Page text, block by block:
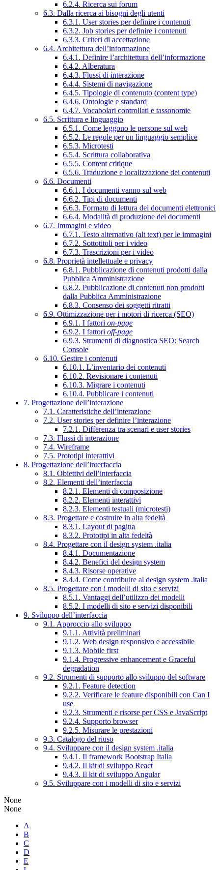
6.2.4. Ricerca sui forum
6.3. Dalla ricerca ai bisogni degli utenti
6.3.1. User stories per definire i contenuti
6.3.2. Job stories per definire i contenuti
6.3.3. Criteri di accettazione
6.4. Architettura dell’informazione
6.4.1. Definire l’architettura dell’informazione
6.4.2. Alberatura
6.4.3. Flussi di interazione
6.4.4. Sistemi di navigazione
6.4.5. Tipologie di contenuto (content type)
6.4.6. Ontologie e standard
6.4.7. Vocabolari controllati e tassonomie
6.5. Scrittura e linguaggio
6.5.1. Come leggono le persone sul web
6.5.2. Le regole per un linguaggio semplice
6.5.3. Microtesti
6.5.4. Scrittura collaborativa
6.5.5. Content critique
6.5.6. Traduzione e localizzazione dei contenuti
6.6. Documenti
6.6.1. I documenti vanno sul web
6.6.2. Tipi di documenti
6.6.3. Formato di lettura dei documenti elettronici
6.6.4. Modalità di produzione dei documenti
6.7. Immagini e video
6.7.1. Testo alternativo (alt text) per le immagini
6.7.2. Sottotitoli per i video
6.7.3. Trascrizioni per i video
6.8. Proprietà intellettuale e privacy
6.8.1. Pubblicazione di contenuti prodotti dalla
Pubblica Amministrazione
6.8.2. Pubblicazione di contenuti non prodotti
dalla Pubblica Amministrazione
6.8.3. Consenso dei soggetti ritratti
6.9. Ottimizzazione per i motori di ricerca (SEO)
6.9.1. I fattori on-page
6.9.2. I fattori off-page
6.9.3. Strumenti di diagnostica SEO: Search
Console
6.10. Gestire i contenuti
6.10.1. L’inventario dei contenuti
6.10.2. Revisionare i contenuti
6.10.3. Migrare i contenuti
6.10.4. Pubblicare i contenuti
7. Progettazione dell’interazione
7.1. Caratteristiche dell’interazione
7.2. User stories per definire l’interazione
7.2.1. Differenza tra scenari e user stories
7.3. Flussi di interazione
7.4. Wireframe
7.5. Prototipi interattivi
8. Progettazione dell’interfaccia
8.1. Obiettivi dell’interfaccia
8.2. Elementi dell’interfaccia
8.2.1. Elementi di composizione
8.2.2. Elementi interattivi
8.2.3. Elementi testuali (microtesti)
8.3. Progettare e costruire in alta fedeltà
8.3.1. Layout di pagina
8.3.2. Prototipi in alta fedeltà
8.4. Progettare con il design system .italia
8.4.1. Documentazione
8.4.2. Benefici del design system
8.4.3. Risorse operative
8.4.4. Come contribuire al design system .italia
8.5. Progettare con i modelli di sito e servizi
8.5.1. Vantaggi dell’utilizzo dei modelli
8.5.2. I modelli di sito e servizi disponibili
9. Sviluppo dell’interfaccia
9.1. Approccio allo sviluppo
9.1.1. Attività preliminari
9.1.2. Web design responsivo e accessibile
9.1.3. Mobile first
9.1.4. Progressive enhancement e Graceful
degradation
9.2. Strumenti di supporto allo sviluppo del software
9.2.1. Feature detection
9.2.2. Verificare le feature disponibili con Can I
use
9.2.3. Strumenti e risorse per CSS e JavaScript
9.2.4. Supporto browser
9.2.5. Misurare le prestazioni
9.3. Catalogo del riuso
9.4. Sviluppare con il design system .italia
9.4.1. Il framework Bootstrap Italia
9.4.2. Il kit di sviluppo React
9.4.3. Il kit di sviluppo Angular
9.5. Sviluppare con i modelli di sito e servizi
None
None
A
B
C
D
E